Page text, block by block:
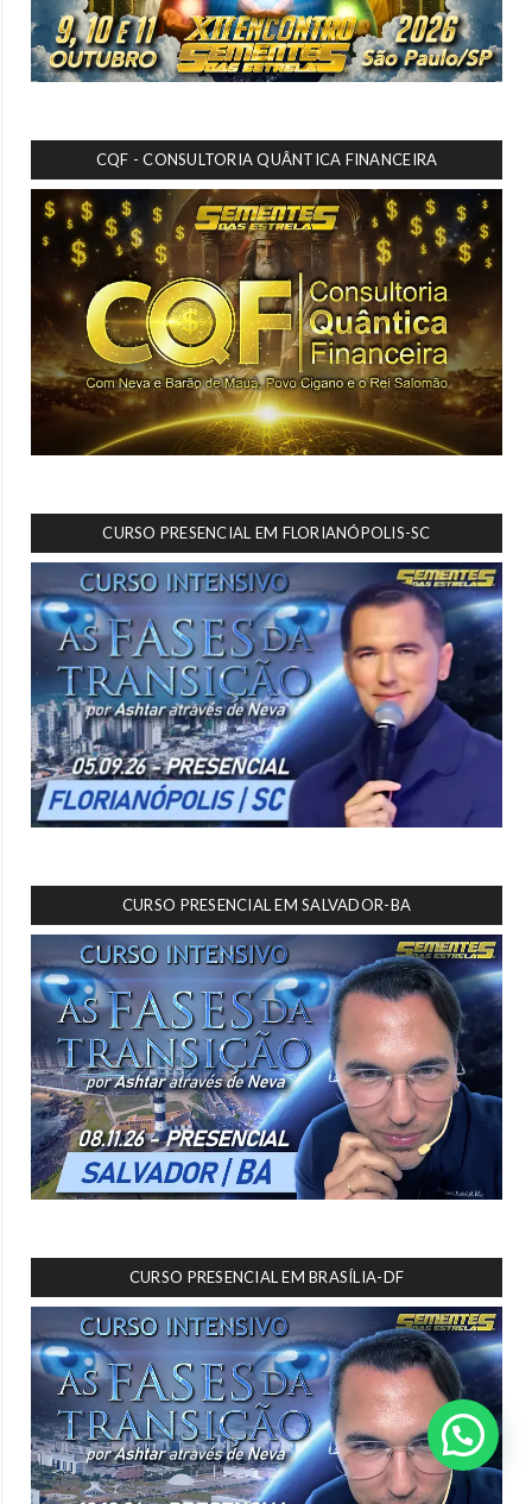
CQF - CONSULTORIA QUÂNTICA FINANCEIRA
CURSO PRESENCIAL EM FLORIANÓPOLIS-SC
CURSO PRESENCIAL EM SALVADOR-BA
CURSO PRESENCIAL EM BRASÍLIA-DF